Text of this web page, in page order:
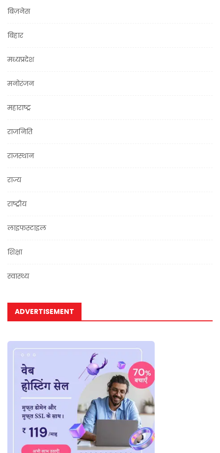
बिज़नेस
बिहार
मध्यप्रदेश
मनोरंजन
महाराष्ट्र
राजनिति
राजस्थान
राज्य
राष्ट्रीय
लाइफस्टाइल
शिक्षा
स्वास्थ्य
ADVERTISEMENT